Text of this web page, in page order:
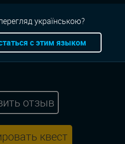
Веселая
Спорт квест
отзыв
квест
українською?
с этим языком